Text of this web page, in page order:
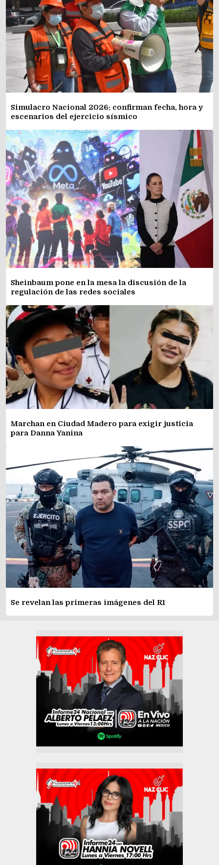
Simulacro Nacional 2026: confirman fecha, hora y
escenarios del ejercicio sísmico
Sheinbaum pone en la mesa la discusión de la
regulación de las redes sociales
Marchan en Ciudad Madero para exigir justicia
para Danna Yanina
Se revelan las primeras imágenes del R1